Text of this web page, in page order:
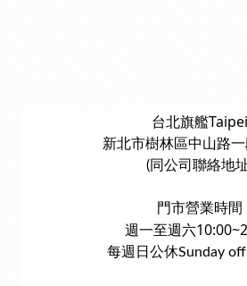
台北旗艦Taipei
新北市樹林區中山路
(同公司聯絡地
門市營業時間
週一至週六
每週日公休Sunday